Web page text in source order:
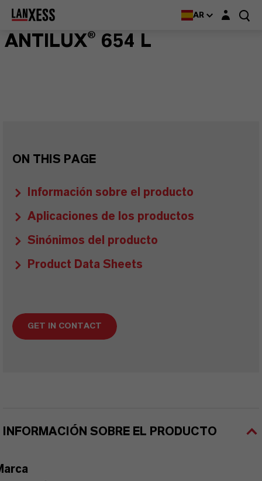
AR Login layer
ANTILUX® 654 L
ON THIS PAGE
Información sobre el producto
Aplicaciones de los productos
Sinónimos del producto
Product Data Sheets
GET IN CONTACT
INFORMACIÓN SOBRE EL PRODUCTO